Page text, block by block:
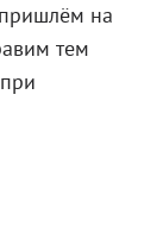
на
тем